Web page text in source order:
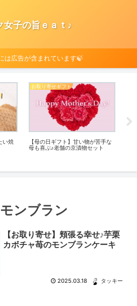
女子の旨ｅａｔ♪
は広告が含まれています🍃
い焼
お取り寄せギフト
【母の日ギフト】甘い物が苦手な
母も喜ぶ♪老舗の京漬物セット
ンブラン
【お取り寄せ】頬張る幸せ♪芋栗
カボチャ苺のモンブランケーキ
2025.03.18 タッキー